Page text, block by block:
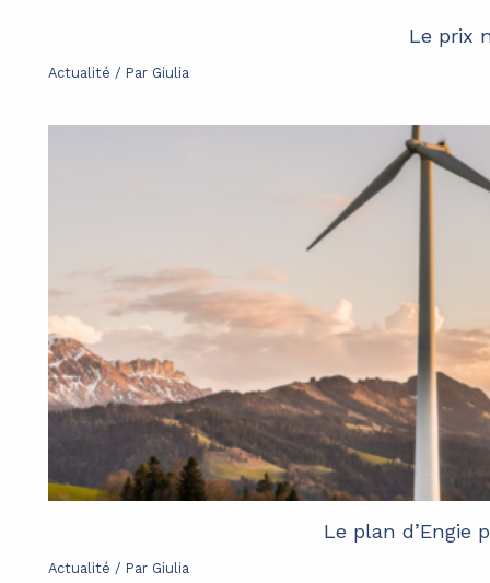
Le prix
Actualité / Par Giulia
Le plan d’Engie
Actualité / Par Giulia